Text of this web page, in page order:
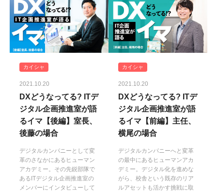
カイシャ
2021.10.20
DXどうなってる? ITデ
ジタル企画推進室が語
るイマ【後編】室長、
後藤の場合
デジタルカンパニーとして変
革のさなかにあるヒューマン
アカデミー。その先鋭部隊で
あるITデジタル企画推進室の
メンバーにインタビューして
カイシャ
2021.10.20
DXどうなってる? ITデ
ジタル企画推進室が語
るイマ【前編】主任、
横尾の場合
デジタルカンパニーへと変革
の最中にあるヒューマンアカ
デミー。デジタル化を進めな
がら、校舎という既存のリア
ルアセットも活かす挑戦に取